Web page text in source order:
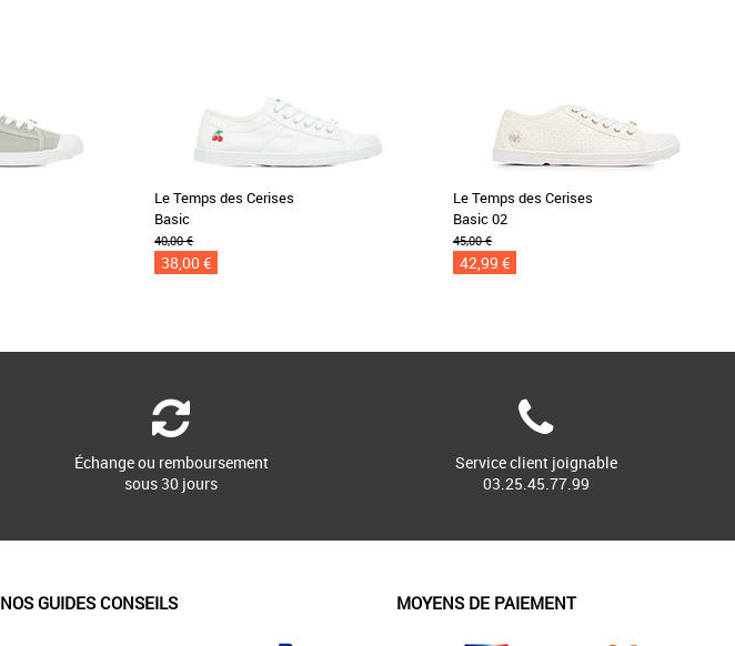
Le Temps des Cerises
Basic
40,00 €
38,00 €
Le Temps des Cerises
Basic 02
45,00 €
42,99 €
Échange ou remboursement
sous 30 jours
Service client joignable
03.25.45.77.99
NOS GUIDES CONSEILS MOYENS DE PAIEMENT